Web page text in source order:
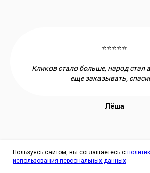
⭐⭐⭐⭐⭐
Кликов стало больше, народ стал
еще заказывать,
Лёша
Пользуясь сайтом, вы соглашаетесь с
использования персональных данных